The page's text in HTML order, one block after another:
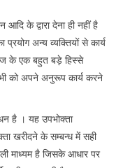
के द्वारा देना ही नहीं है
अन्य व्यक्तियों से कार्य
के एक बहुत बड़े हिस्से
को अपने अनुरूप कार्य करने
है । यह उपभोक्ता
खरीदने के सम्बन्ध में सही
माध्यम है जिसके आधार पर